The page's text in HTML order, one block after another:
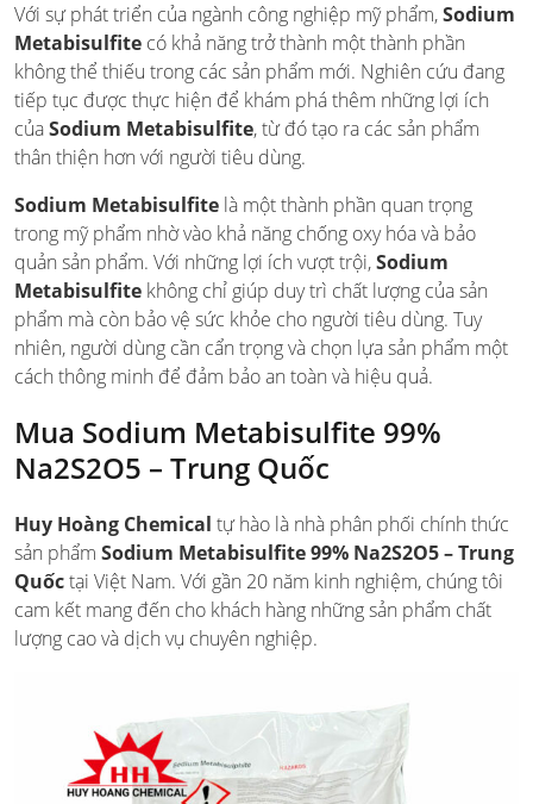
Với sự phát triển của ngành công nghiệp mỹ phẩm,Sodium
Metabisulfite có khả năng trở thành một thành phần
không thể thiếu trong các sản phẩm mới. Nghiên cứu đang
tiếp tục được thực hiện để khám phá thêm những lợi ích
củaSodium Metabisulfite, từ đó tạo ra các sản phẩm
thân thiện hơn với người tiêu dùng.
Sodium Metabisulfite là một thành phần quan trọng
trong mỹ phẩm nhờ vào khả năng chống oxy hóa và bảo
quản sản phẩm. Với những lợi ích vượt trội,Sodium
Metabisulfite không chỉ giúp duy trì chất lượng của sản
phẩm mà còn bảo vệ sức khỏe cho người tiêu dùng. Tuy
nhiên, người dùng cần cẩn trọng và chọn lựa sản phẩm một
cách thông minh để đảm bảo an toàn và hiệu quả.
Mua Sodium Metabisulfite 99%
Na2S2O5 – Trung Quốc
Huy Hoàng Chemical tự hào là nhà phân phối chính thức
sản phẩm Sodium Metabisulfite 99% Na2S2O5 – Trung
Quốctại Việt Nam. Với gần 20 năm kinh nghiệm, chúng tôi
cam kết mang đến cho khách hàng những sản phẩm chất
lượng cao và dịch vụ chuyên nghiệp.